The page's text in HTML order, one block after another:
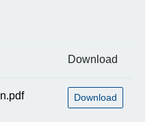
Download
Download